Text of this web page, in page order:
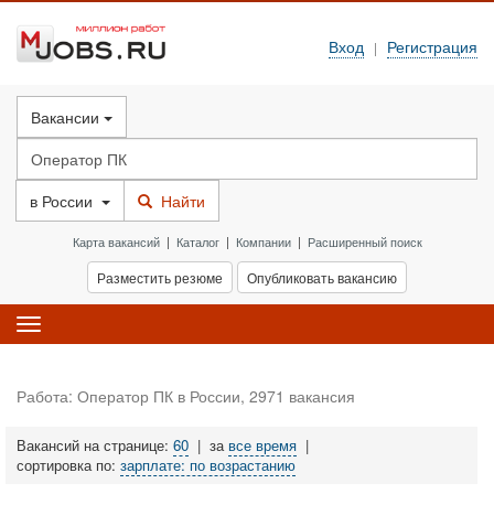
Вход | Регистрация
Вакансии
в России Найти
Карта вакансий| Каталог| Компании| Расширенный поиск
Разместить резюме Опубликовать вакансию
Toggle
navigation
Работа: Оператор ПК в России, 2971 вакансия
Вакансий на странице: 60 | за все время |
сортировка по: зарплате: по возрастанию